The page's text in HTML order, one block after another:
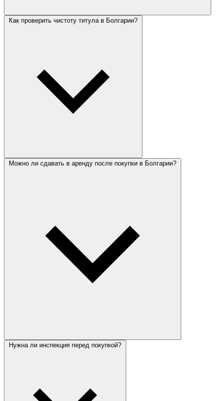
Как проверить чистоту титула в Болгарии?
Можно ли сдавать в аренду после покупки в Болгарии?
Нужна ли инспекция перед покупкой?